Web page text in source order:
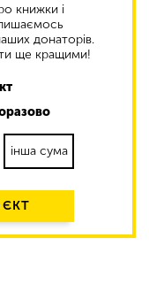
книжки і
донаторів.
ще кращими!
інша сума